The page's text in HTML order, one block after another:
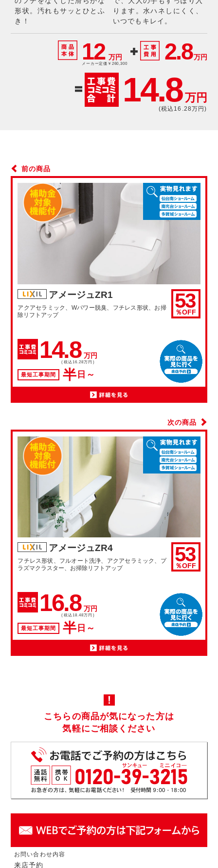
形状。汚れもサッとひとふ
き！
ります。水ハネしにくく、
いつでもキレイ。
12 万円
メーカー定価￥260,300 2.8万円
14.8 万円
(税込16.28万円)
53
％OFF
アメージュZR1
アクアセラミック、Wパワー脱臭、フチレス形状、お掃
除リフトアップ
14.8 万円
(税込16.28万円)
最短工事期間 半 日～
53
％OFF
アメージュZR4
フチレス形状、フルオート洗浄、アクアセラミック、プ
ラズマクラスター、お掃除リフトアップ
16.8 万円
(税込18.48万円)
最短工事期間 半 日～
こちらの商品が気になった方は
気軽にご相談ください
お問い合わせ内容
来店予約